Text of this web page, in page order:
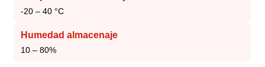
-20 – 40 °C
Humedad almacenaje
10 – 80%